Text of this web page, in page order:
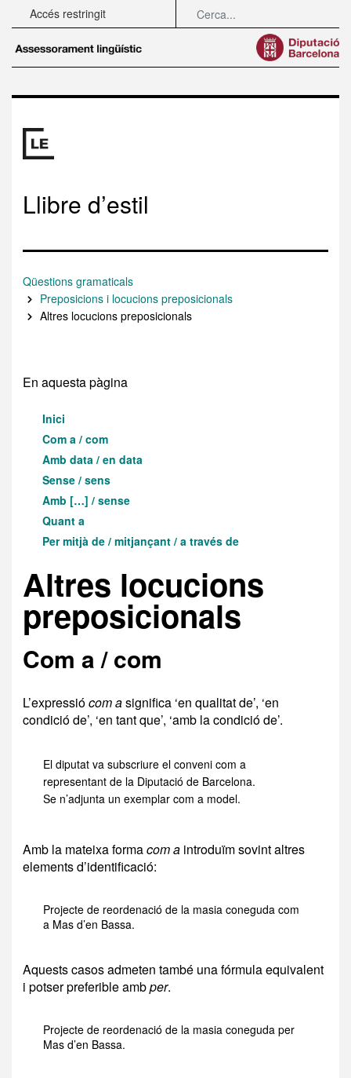
Salta al contingut principal
Accés restringit Cerca completa
Llibre d’estil
Qüestions gramaticals
Preposicions i locucions preposicionals
Altres locucions preposicionals
Altres locucions
preposicionals
Com a / com
L’expressiócom asignifica ‘en qualitat de’, ‘en
condició de’, ‘en tant que’, ‘amb la condició de’.
El diputat va subscriure el conveni com a
representant de la Diputació de Barcelona.
Se n’adjunta un exemplar com a model.
Amb la mateixa formacom a introduïm sovint altres
elements d’identificació:
Projecte de reordenació de la masia coneguda com
a Mas d’en Bassa.
Aquests casos admeten també una fórmula equivalent
i potser preferible ambper.
Projecte de reordenació de la masia coneguda per
Mas d’en Bassa.
En aquesta pàgina
Inici
Com a / com
Amb data / en data
Sense / sens
Amb […] / sense
Quant a
Per mitjà de / mitjançant / a través de